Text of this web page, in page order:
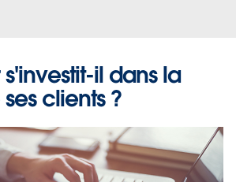
il dans la
clients ?